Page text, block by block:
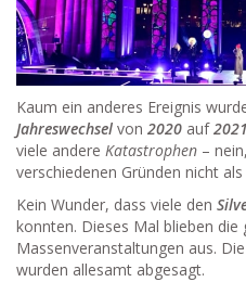
Kaum ein anderes Ereignis
Jahreswechsel von 2020 auf2021
viele andere Katastrophen –
verschiedenen Gründen nicht als
Kein Wunder, dass viele den
konnten. Dieses Mal blieben die
Massenveranstaltungen aus.
wurden allesamt abgesagt.